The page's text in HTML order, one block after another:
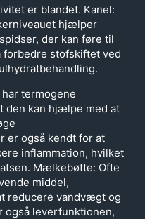
er blandet. Kanel:
hjælper
der kan føre til
forbedre stofskiftet ved
termogene
den kan hjælpe med at
også kendt for at
inflammation, hvilket
Mælkebøtte: Ofte
middel,
reducere vandvægt og
også leverfunktionen,